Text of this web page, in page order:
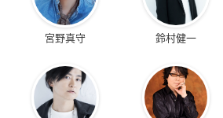
宮野真守 鈴村健一